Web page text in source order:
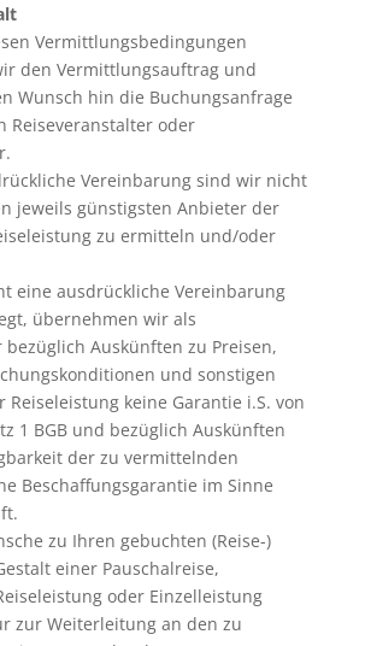
Vermittlungsbedingungen
den Vermittlungsauftrag und
Wunsch hin die Buchungsanfrage
Reiseveranstalter oder
Vereinbarung sind wir nicht
jeweils günstigsten Anbieter der
zu ermitteln und/oder
eine ausdrückliche Vereinbarung
übernehmen wir als
bezüglich Auskünften zu Preisen,
und sonstigen
Reiseleistung keine Garantie i.S. von
1 BGB und bezüglich Auskünften
der zu vermittelnden
Beschaffungsgarantie im Sinne
zu Ihren gebuchten (Reise-)
einer Pauschalreise,
oder Einzelleistung
zur Weiterleitung an den zu